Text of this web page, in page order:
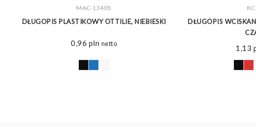
ZOBACZ WIĘCEJ
MAC-13405
DŁUGOPIS PLASTIKOWY OTTILIE, NIEBIESKI
0,96 pln netto
DŁUGOPIS
1,13